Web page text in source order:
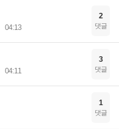
04:13
2
댓글
04:11
3
댓글
1
댓글